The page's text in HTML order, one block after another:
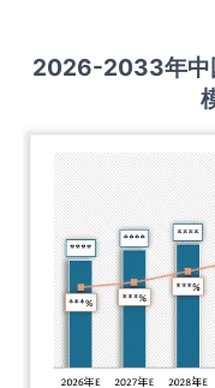
2026-2033年中